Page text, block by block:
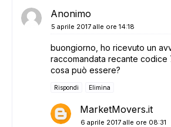
Anonimo
5 aprile 2017 alle ore 14:18
buongiorno, ho ricevuto un
raccomandata recante codice
cosa può essere?
Rispondi Elimina
MarketMovers.it
6 aprile 2017 alle ore 08:31